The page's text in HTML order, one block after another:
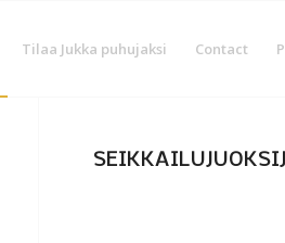
Tilaa Jukka puhujaksi Contact